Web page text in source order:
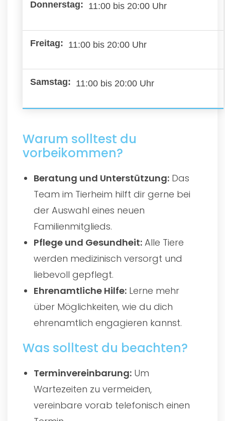
11:00 bis 20:00 Uhr
11:00 bis 20:00 Uhr
11:00 bis 20:00 Uhr
Warum solltest du
vorbeikommen?
Beratung und Unterstützung: Das
Team im Tierheim hilft dir gerne bei
der Auswahl eines neuen
Familienmitglieds.
Pflege und Gesundheit: Alle Tiere
werden medizinisch versorgt und
liebevoll gepflegt.
Ehrenamtliche Hilfe: Lerne mehr
über Möglichkeiten, wie du dich
ehrenamtlich engagieren kannst.
Was solltest du beachten?
Terminvereinbarung: Um
Wartezeiten zu vermeiden,
vereinbare vorab telefonisch einen